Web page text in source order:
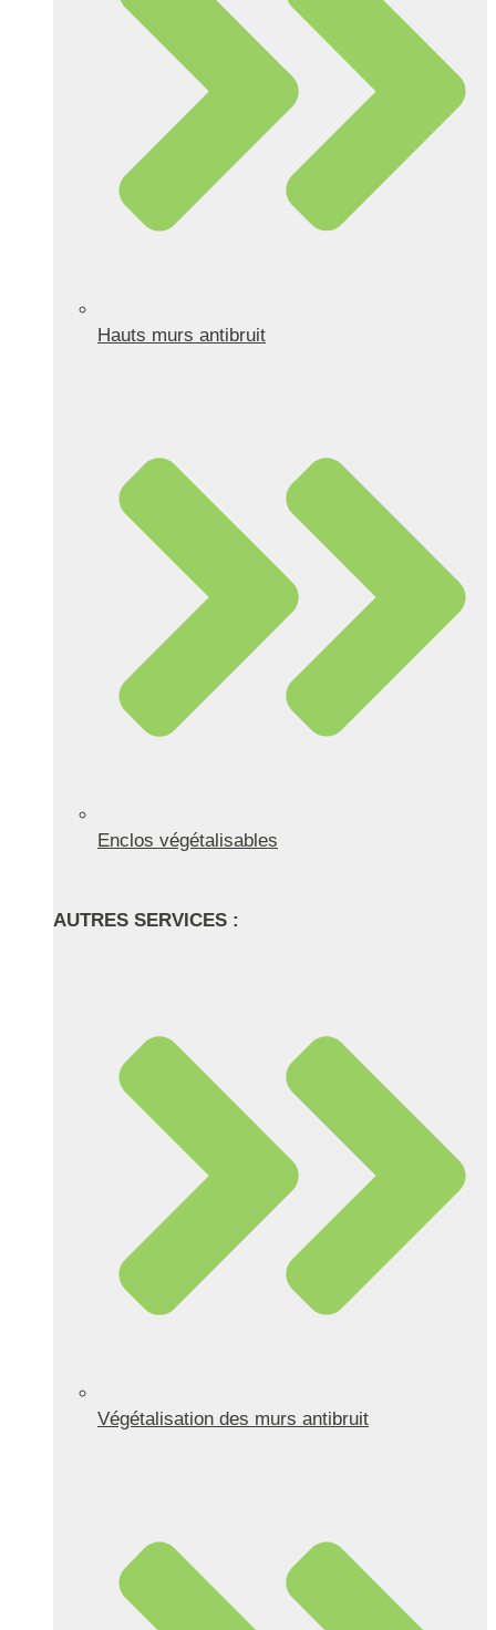
Hauts murs antibruit
Enclos végétalisables
AUTRES SERVICES :
Végétalisation des murs antibruit